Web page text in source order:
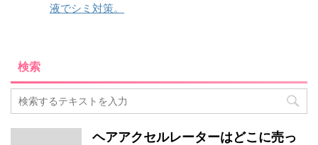
液でシミ対策。
検索
ヘアアクセルレーターはどこに売っ